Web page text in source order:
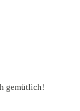
gemütlich!